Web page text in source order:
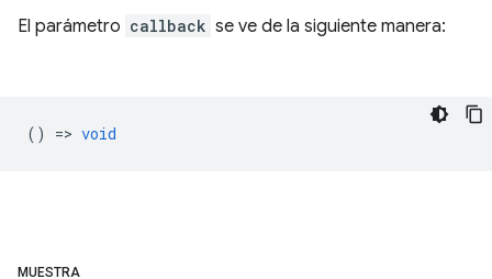
El parámetro callback se ve de la siguiente manera:
() => void
MUESTRA